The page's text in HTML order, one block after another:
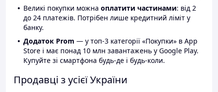
Великі покупки можна оплатити частинами: від 2
до 24 платежів. Потрібен лише кредитний ліміт у
банку.
Додаток Prom — у топ-3 категорії «Покупки» в App
Store і має понад 10 млн завантажень у Google Play.
Купуйте зі смартфона будь-де і будь-коли.
Продавці з усієї України